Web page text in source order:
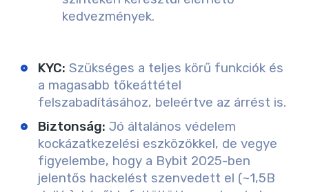
kedvezmények.
KYC: Szükséges a teljes körű funkciók és
a magasabb tőkeáttétel
felszabadításához, beleértve az árrést is.
Biztonság: Jó általános védelem
kockázatkezelési eszközökkel, de vegye
figyelembe, hogy a Bybit 2025-ben
jelentős hackelést szenvedett el (~1,5B